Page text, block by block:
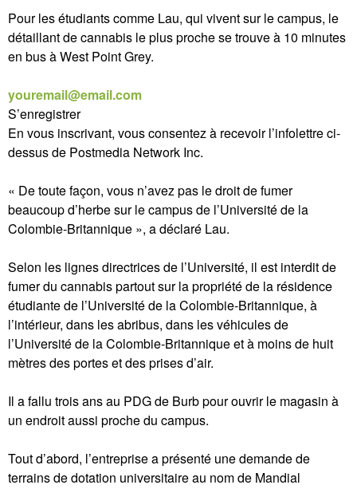
Pour les étudiants comme Lau, qui vivent sur le campus, le
détaillant de cannabis le plus proche se trouve à 10 minutes
en bus à West Point Grey.
youremail@email.com
S’enregistrer
En vous inscrivant, vous consentez à recevoir l’infolettre ci-
dessus de Postmedia Network Inc.
« De toute façon, vous n’avez pas le droit de fumer
beaucoup d’herbe sur le campus de l’Université de la
Colombie-Britannique », a déclaré Lau.
Selon les lignes directrices de l’Université, il est interdit de
fumer du cannabis partout sur la propriété de la résidence
étudiante de l’Université de la Colombie-Britannique, à
l’intérieur, dans les abribus, dans les véhicules de
l’Université de la Colombie-Britannique et à moins de huit
mètres des portes et des prises d’air.
Il a fallu trois ans au PDG de Burb pour ouvrir le magasin à
un endroit aussi proche du campus.
Tout d’abord, l’entreprise a présenté une demande de
terrains de dotation universitaire au nom de Mandial